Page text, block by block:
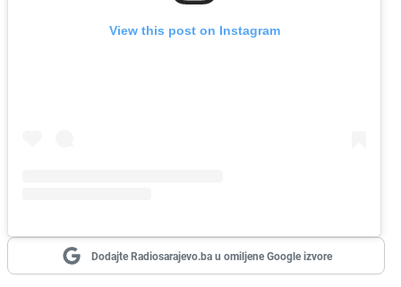
View this post on Instagram
Dodajte Radiosarajevo.ba u omiljene Google izvore